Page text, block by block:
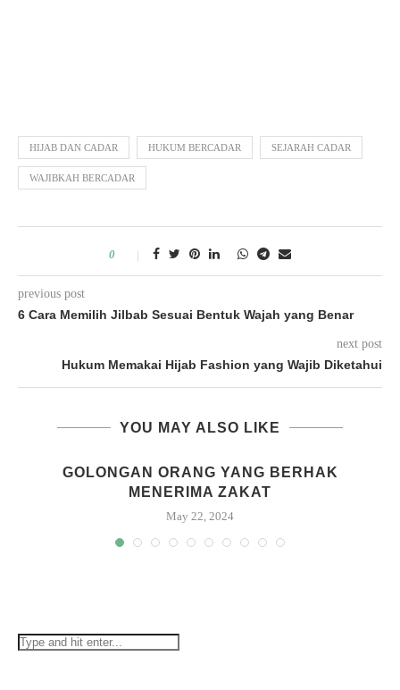
HIJAB DAN CADAR HUKUM BERCADAR SEJARAH CADAR
WAJIBKAH BERCADAR
0
previous post
6 Cara Memilih Jilbab Sesuai Bentuk Wajah yang Benar
next post
Hukum Memakai Hijab Fashion yang Wajib Diketahui
YOU MAY ALSO LIKE
GOLONGAN ORANG YANG BERHAK
MENERIMA ZAKAT
May 22, 2024